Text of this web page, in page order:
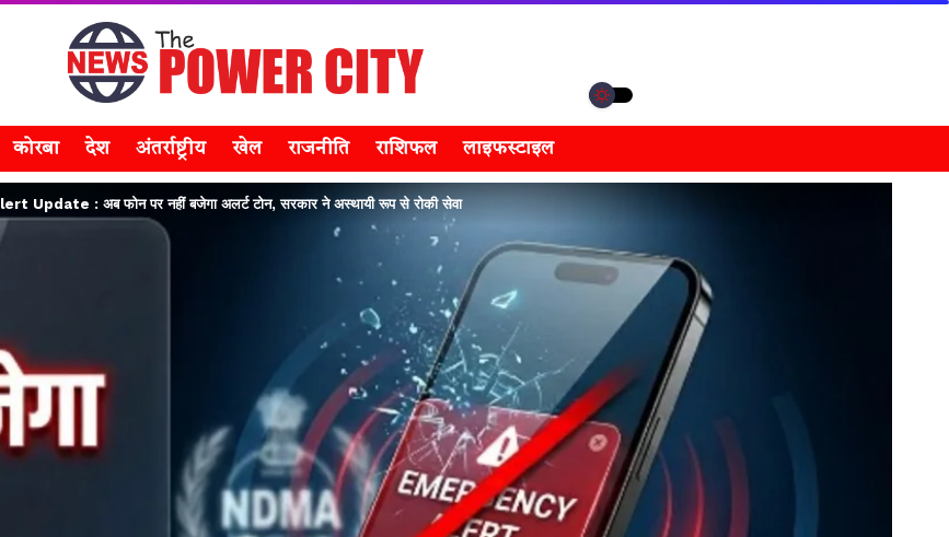
कोरबा देश अंतर्राष्ट्रीय खेल राजनीति राशिफल लाइफस्टाइल
: अब फोन पर नहीं बजेगा अलर्ट टोन, सरकार ने अस्थायी रूप से रोकी सेवा